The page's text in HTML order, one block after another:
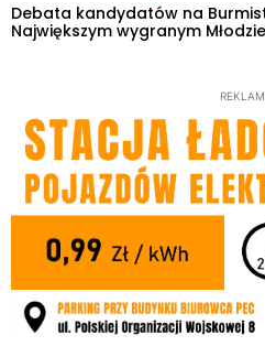
Debata kandydatów na
Największym wygranym